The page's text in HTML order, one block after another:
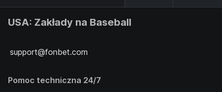
USA: Zakłady na Baseball
support@fonbet.com
Pomoc techniczna 24/7